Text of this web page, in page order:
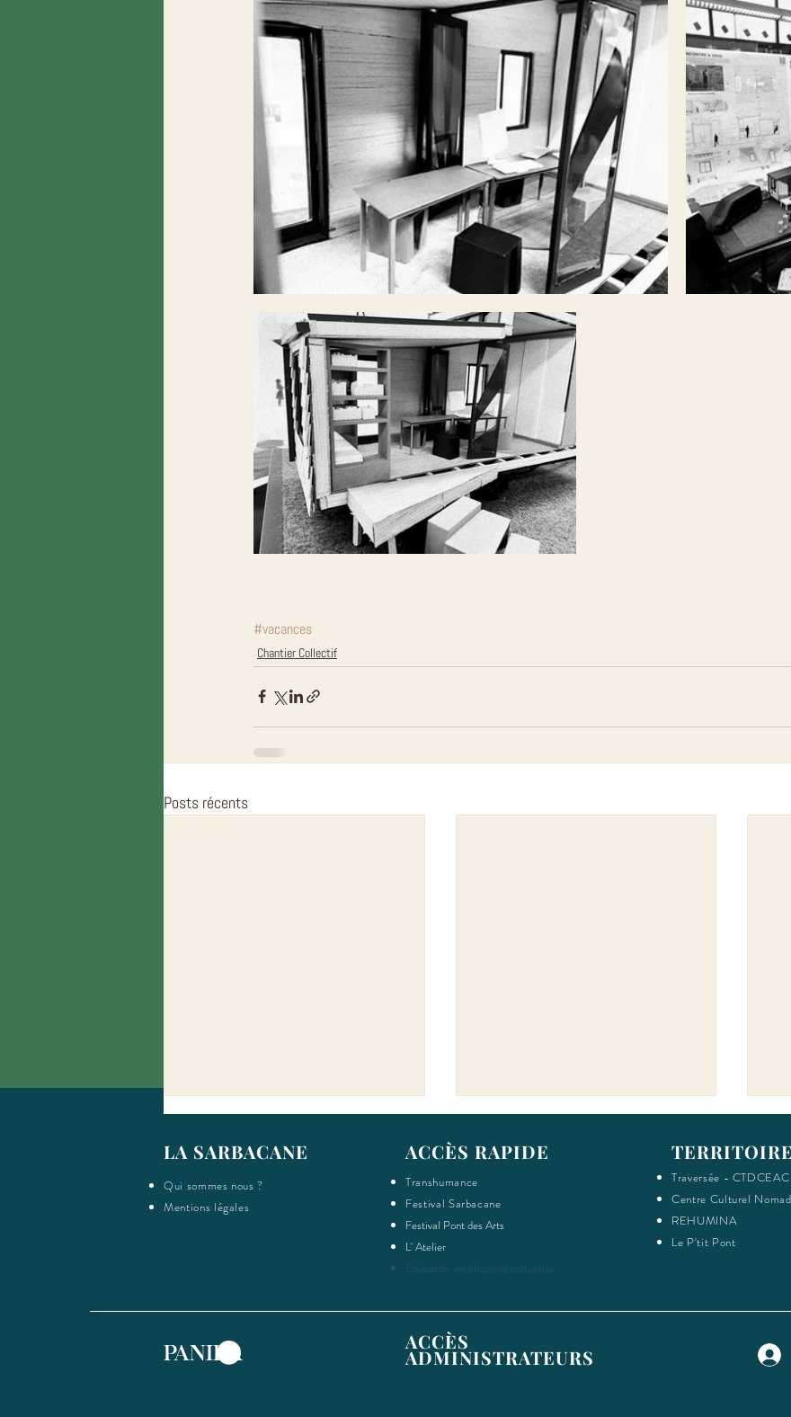
#vacances
Chantier Collectif
Posts récents
Chantier collectif: étape #10
LA SARBACANE
Qui sommes nous ?
Mentions légales
ACCÈS RAPIDE
Transhumance
Festival Sarbacane
Festival Pont des Arts
L' Atelier
Education artistique et culturelle
TERRITOIRE
Traversée - CTDCEAC
Centre Culturel
REHUMINA
Le P'tit Pont
PANIER
ACCÈS
ADMINISTRATEURS